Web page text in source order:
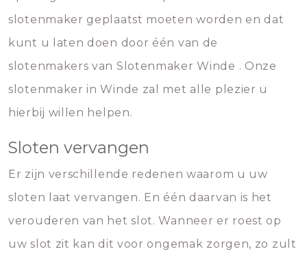
slotenmaker geplaatst moeten worden en dat
kunt u laten doen door één van de
slotenmakers van Slotenmaker Winde . Onze
slotenmaker in Winde zal met alle plezier u
hierbij willen helpen.
Sloten vervangen
Er zijn verschillende redenen waarom u uw
sloten laat vervangen. En één daarvan is het
verouderen van het slot. Wanneer er roest op
uw slot zit kan dit voor ongemak zorgen, zo zult